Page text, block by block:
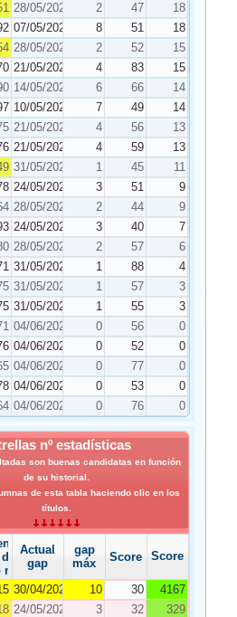
28/05/2024 2 47
18
07/05/2024 8 51
18
28/05/2024 2 52
15
21/05/2024 4 83
15
14/05/2024 6 66
14
10/05/2024 7 49
14
21/05/2024 4 56
13
21/05/2024 4 59
13
31/05/2024 1 45
11
24/05/2024 3 51
9
28/05/2024 2 44
9
24/05/2024 3 40
7
28/05/2024 2 57
6
31/05/2024 1 88
4
31/05/2024 1 57
3
31/05/2024 1 55
3
04/06/2024 0 56
0
04/06/2024 0 52
0
04/06/2024 0 77
0
04/06/2024 0 53
0
04/06/2024 0 76 0
nº estadísticas
son buenas candidatas en función
de su historial.
de esta tabla haciendo clic en los
títulos.
número
Actual
gap
gap
máx
Score Score
30/04/2024 10 30
4167
24/05/2024 3 32
329